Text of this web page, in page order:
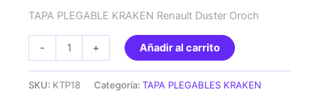
TAPA PLEGABLE KRAKEN Renault Duster Oroch
-
PLEGABLE
+ Añadir al carrito
SKU: KTP18 Categoría: TAPA PLEGABLES KRAKEN